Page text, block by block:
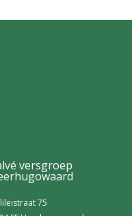
versgroep
75